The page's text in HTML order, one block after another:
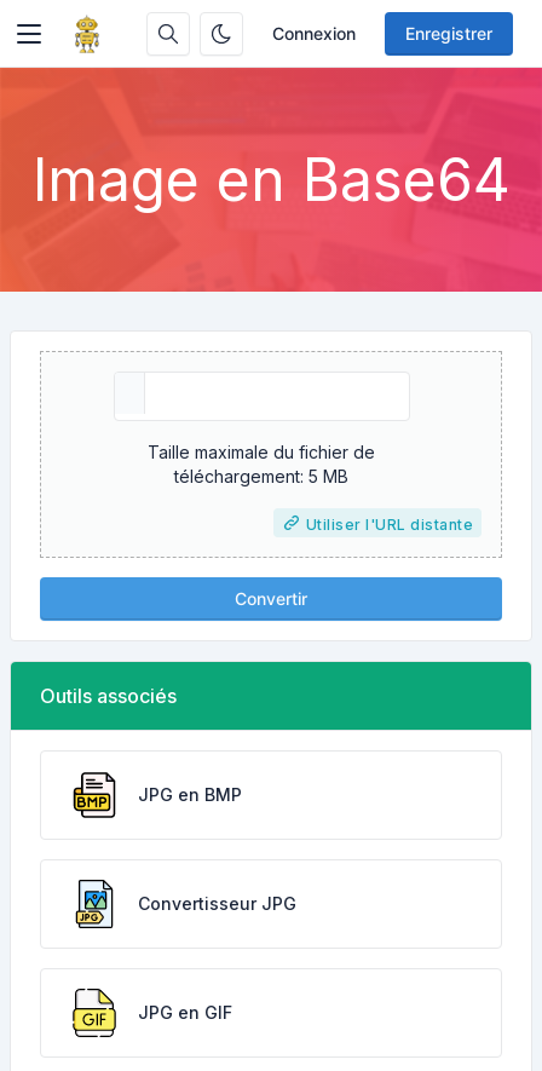
Connexion Enregistrer
Image en Base64
Taille maximale du fichier de
téléchargement: 5 MB
Utiliser l'URL distante
Convertir
Outils associés
JPG en BMP
Convertisseur JPG
JPG en GIF